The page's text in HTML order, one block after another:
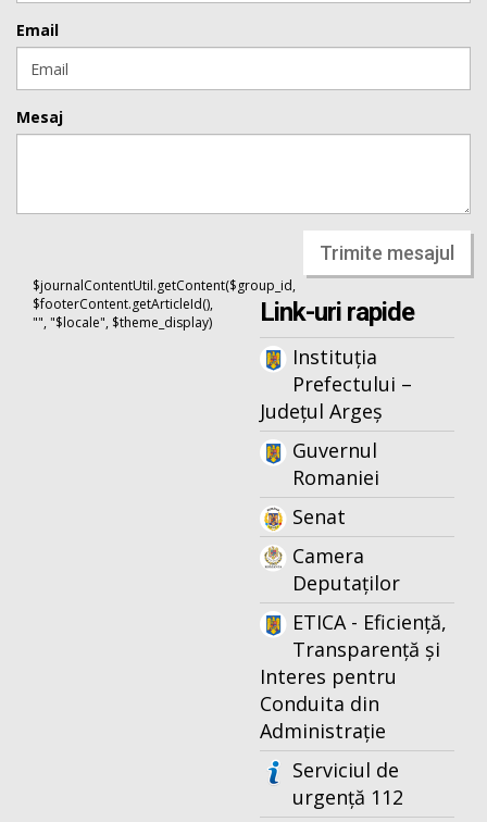
Email
Mesaj
Trimite mesajul
$journalContentUtil.getContent($group_id,
$footerContent.getArticleId(),
"", "$locale", $theme_display)
Link-uri rapide
Instituția
Prefectului –
Județul Argeș
Guvernul
Romaniei
Senat
Camera
Deputaților
ETICA - Eficiență,
Transparență și
Interes pentru
Conduita din
Administrație
Serviciul de
urgență 112